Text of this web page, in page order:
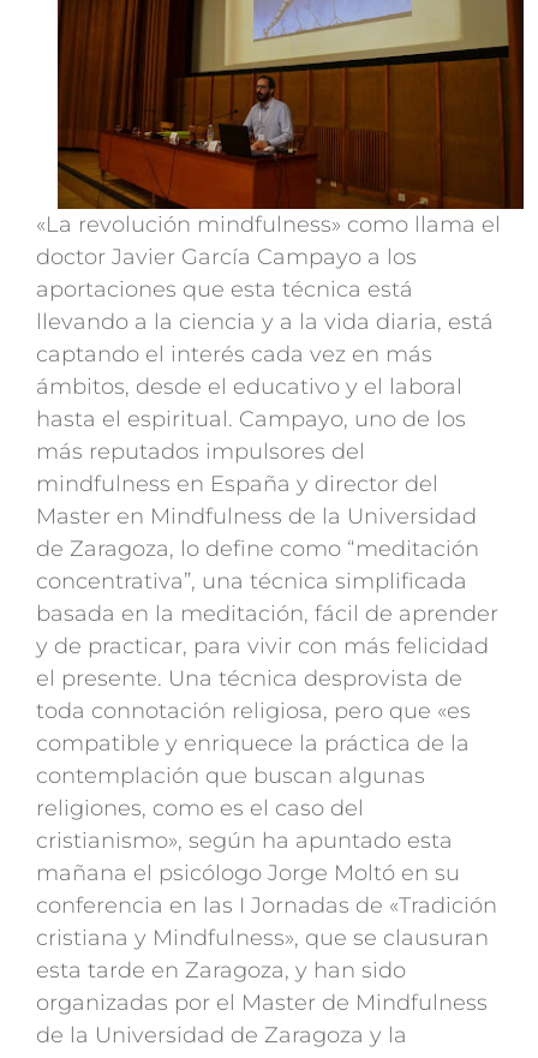
«La revolución mindfulness» como llama el
doctor Javier García Campayo a los
aportaciones que esta técnica está
llevando a la ciencia y a la vida diaria, está
captando el interés cada vez en más
ámbitos, desde el educativo y el laboral
hasta el espiritual. Campayo, uno de los
más reputados impulsores del
mindfulness en España y director del
Master en Mindfulness de la Universidad
de Zaragoza, lo define como “meditación
concentrativa”, una técnica simplificada
basada en la meditación, fácil de aprender
y de practicar, para vivir con más felicidad
el presente. Una técnica desprovista de
toda connotación religiosa, pero que «es
compatible y enriquece la práctica de la
contemplación que buscan algunas
religiones, como es el caso del
cristianismo», según ha apuntado esta
mañana el psicólogo Jorge Moltó en su
conferencia en las I Jornadas de «Tradición
cristiana y Mindfulness», que se clausuran
esta tarde en Zaragoza, y han sido
organizadas por el Master de Mindfulness
de la Universidad de Zaragoza y la